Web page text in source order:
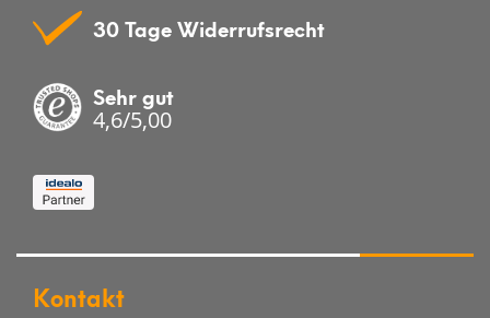
30 Tage Widerrufsrecht
Sehr gut
4,6/5,00
Kontakt